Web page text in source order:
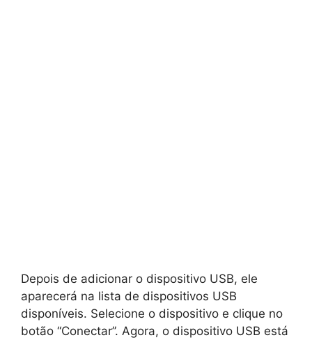
Depois de adicionar o dispositivo USB, ele
aparecerá na lista de dispositivos USB
disponíveis. Selecione o dispositivo e clique no
botão “Conectar”. Agora, o dispositivo USB está